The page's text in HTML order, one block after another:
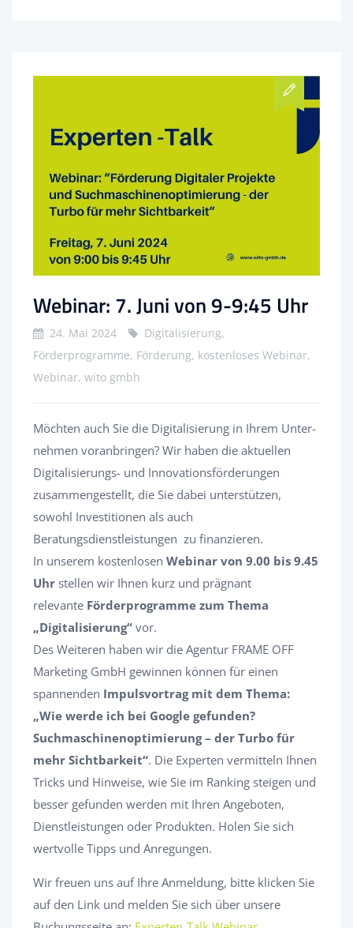
Webinar: 7. Juni von 9-9:45 Uhr
24. Mai 2024
Digitalisierung,
Förderprogramme, Förderung, kostenloses Webinar,
Webinar, wito gmbh
Möchten auch Sie die Digitalisierung in Ihrem Unter­
nehmen voran­bringen? Wir haben die aktuellen
Digitalisierungs- und Innovations­förderungen
zusammengestellt, die Sie dabei unterstützen,
sowohl Investitionen als auch
Beratungsdienstleistungen zu finanzieren.
In unserem kostenlosen Webinar von 9.00 bis 9.45
Uhr stellen wir Ihnen kurz und prägnant
relevante Förderprogramme zum Thema
„Digitalisierung“ vor.
Des Weiteren haben wir die Agentur FRAME OFF
Marketing GmbH gewinnen können für einen
spannenden Impulsvortrag mit dem Thema:
„Wie werde ich bei Google gefunden?
Suchmaschinenoptimierung – der Turbo für
mehr Sichtbarkeit“. Die Experten vermitteln Ihnen
Tricks und Hinweise, wie Sie im Ranking steigen und
besser gefunden werden mit Ihren Angeboten,
Dienstleistungen oder Produkten. Holen Sie sich
wertvolle Tipps und Anregungen.
Wir freuen uns auf Ihre Anmeldung, bitte klicken Sie
auf den Link und melden Sie sich über unsere